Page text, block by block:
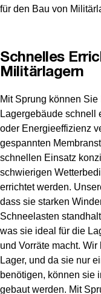
für den Bau von
Schnelles
Militärlagern
Mit Sprung können
Lagergebäude schnell
oder Energieeffizienz
gespannten
schnellen Einsatz
schwierigen
errichtet werden.
dass sie starken
Schneelasten
was sie ideal für die
und Vorräte macht.
Lager, und da sie nur
benötigen, können sie
gebaut werden. Mit